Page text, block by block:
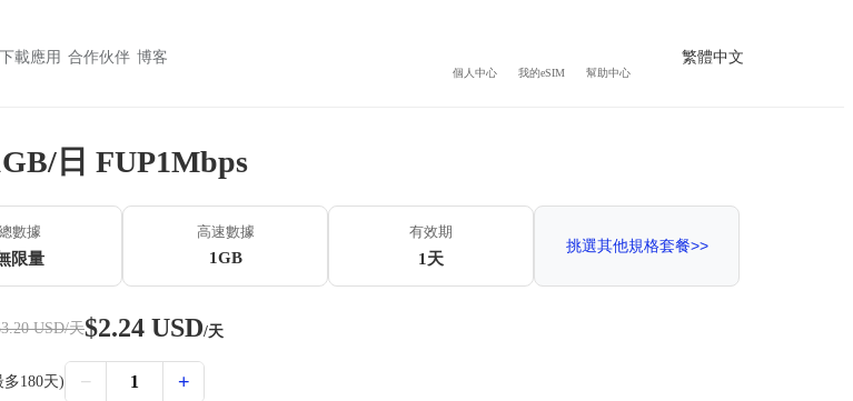
下載應用 合作伙伴 博客
個人中心 我的eSIM 幫助中心
繁體中文
日 FUP1Mbps
數據
限量
高速數據
1GB
有效期
1天
挑選其他規格套餐>>
USD/天$2.24 USD/天
180天) − 1 +